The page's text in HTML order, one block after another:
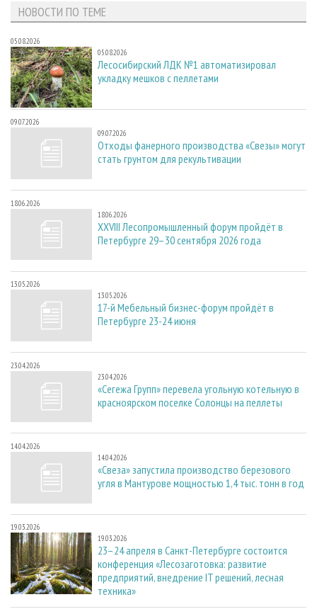
НОВОСТИ ПО ТЕМЕ
05.08.2026
05.08.2026
Лесосибирский ЛДК №1 автоматизировал
укладку мешков с пеллетами
09.07.2026
09.07.2026
Отходы фанерного производства «Свезы» могут
стать грунтом для рекультивации
18.06.2026
18.06.2026
XXVIII Лесопромышленный форум пройдёт в
Петербурге 29–30 сентября 2026 года
13.05.2026
13.05.2026
17-й Мебельный бизнес-форум пройдёт в
Петербурге 23-24 июня
23.04.2026
23.04.2026
«Сегежа Групп» перевела угольную котельную в
красноярском поселке Солонцы на пеллеты
14.04.2026
14.04.2026
«Свеза» запустила производство березового
угля в Мантурове мощностью 1,4 тыс. тонн в год
19.03.2026
19.03.2026
23–24 апреля в Санкт-Петербурге состоится
конференция «Лесозаготовка: развитие
предприятий, внедрение IT решений, лесная
техника»